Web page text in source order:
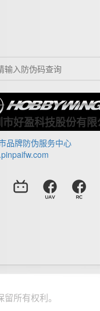
市好盈科技股份有限
品牌防伪服务中心
所有权利。